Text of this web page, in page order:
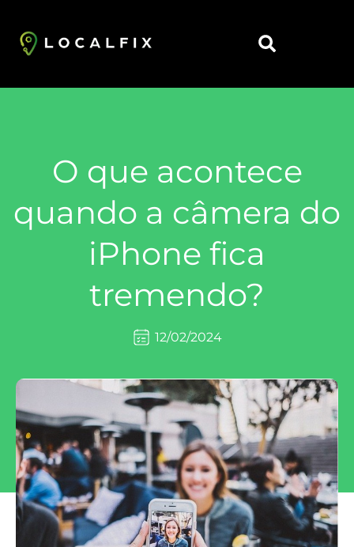
O que acontece
quando a câmera do
iPhone fica
tremendo?
12/02/2024